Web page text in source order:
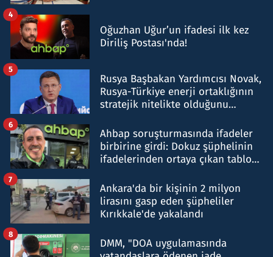
Oğuzhan Uğur’un ifadesi ilk kez
Diriliş Postası'nda!
4
Rusya Başbakan Yardımcısı Novak,
Rusya-Türkiye enerji ortaklığının
stratejik nitelikte olduğunu
5
Ahbap soruşturmasında ifadeler
birbirine girdi: Dokuz şüphelinin
ifadelerinden ortaya çıkan tablo
6
Ankara'da bir kişinin 2 milyon
lirasını gasp eden şüpheliler
Kırıkkale'de yakalandı
7
DMM, "DOA uygulamasında
8